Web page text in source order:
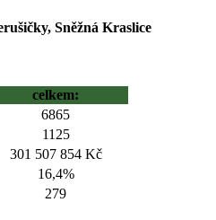
Sněžná Kraslice
celkem:
6865
1125
301 507 854 Kč
16,4%
279